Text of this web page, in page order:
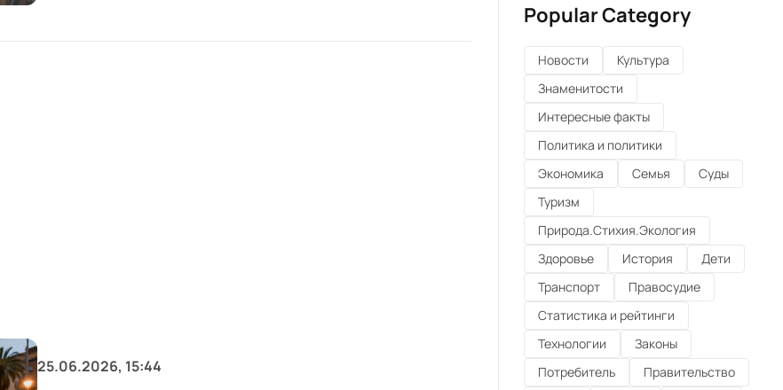
25.06.2026, 15:44
Popular Category
Новости
Культура
Знаменитости
Интересные факты
Политика и политики
Экономика
Семья
Суды
Туризм
Природа.Стихия.Экология
Здоровье
История
Дети
Транспорт
Правосудие
Статистика и рейтинги
Технологии
Законы
Потребитель
Правительство